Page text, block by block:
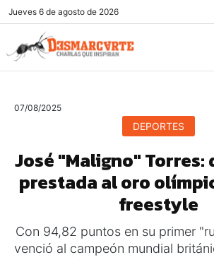
Jueves 6 de agosto de 2026
07/08/2025
DEPORTES
José "Maligno" Torres:
prestada al oro
freestyle
Con 94,82 puntos en su primer
venció al campeón mundial